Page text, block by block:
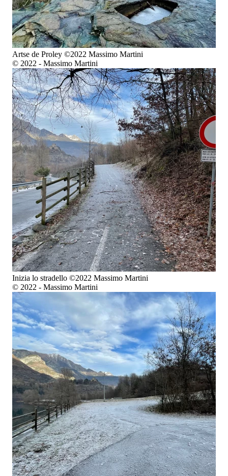
Artse de Proley ©2022 Massimo Martini
© 2022 - Massimo Martini
Inizia lo stradello ©2022 Massimo Martini
© 2022 - Massimo Martini